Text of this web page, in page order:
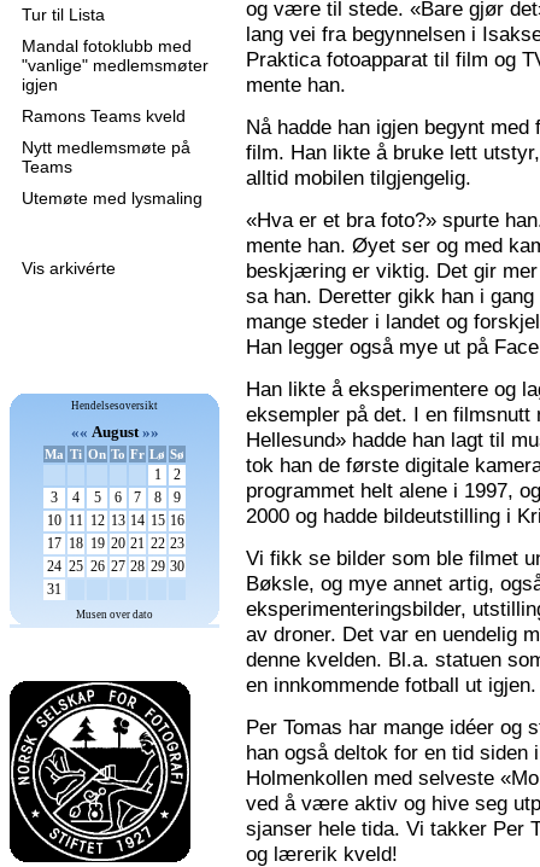
Tur til Lista
Mandal fotoklubb med
"vanlige" medlemsmøter
igjen
Ramons Teams kveld
Nytt medlemsmøte på
Teams
Utemøte med lysmaling
Vis arkivérte
Hendelsesoversikt
«« August»»
Ma Ti On To Fr Lø Sø
1
2
3
4 5 6 7 8
9
10 11 12 13 14 15 16
17 18 19 20 21 22 23
24 25 26 27 28 29 30
31
Musen over dato
og være til stede. «Bare gjør
lang vei fra begynnelsen i
Praktica fotoapparat til film og
mente han.
Nå hadde han igjen begynt
film. Han likte å bruke lett
alltid mobilen tilgjengelig.
«Hva er et bra foto?» spurte
mente han. Øyet ser og med
beskjæring er viktig. Det gir
sa han. Deretter gikk han i
mange steder i landet og
Han legger også mye ut på
Han likte å eksperimentere og
eksempler på det. I en filmsnutt
Hellesund» hadde han lagt til
tok han de første digitale
programmet helt alene i 1997,
2000 og hadde bildeutstilling i
Vi fikk se bilder som ble filmet
Bøksle, og mye annet artig,
eksperimenteringsbilder,
av droner. Det var en uendelig
denne kvelden. Bl.a. statuen
en innkommende fotball ut igjen.
Per Tomas har mange idéer og
han også deltok for en tid siden
Holmenkollen med selveste
ved å være aktiv og hive seg
sjanser hele tida. Vi takker Per
og lærerik kveld!